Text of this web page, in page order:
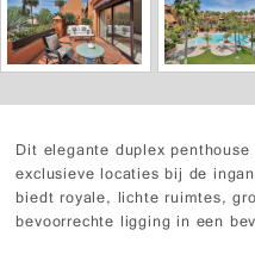
Dit elegante duplex
exclusieve locaties bij de
biedt royale, lichte ruimtes,
bevoorrechte ligging in een